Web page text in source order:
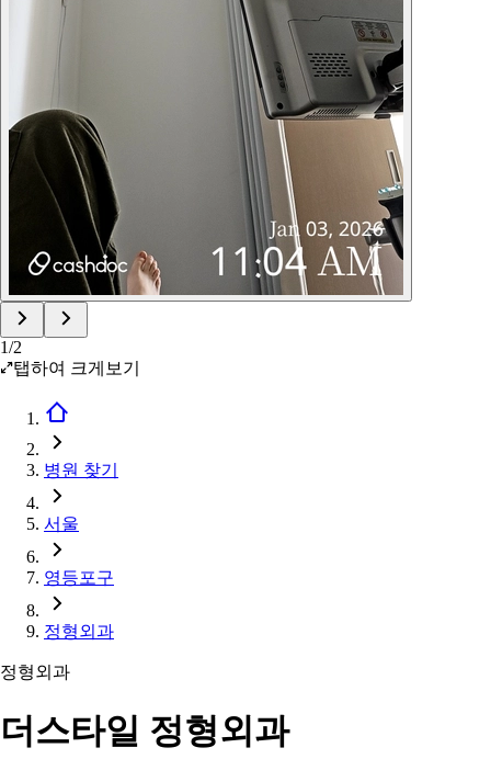
1/2
탭하여 크게보기
병원 찾기
서울
영등포구
정형외과
정형외과
더스타일 정형외과